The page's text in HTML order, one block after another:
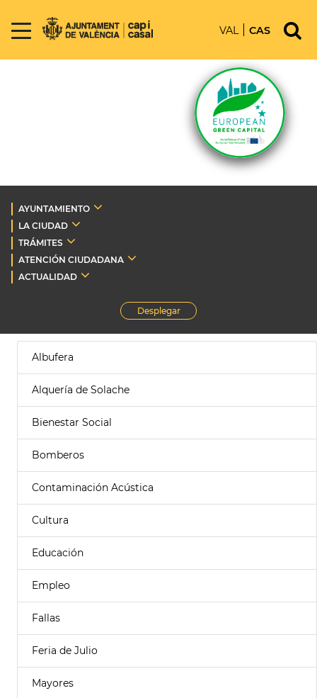
VAL CAS
AYUNTAMIENTO
LA CIUDAD
TRÁMITES
ATENCIÓN CIUDADANA
ACTUALIDAD
Desplegar
Albufera
Alquería de Solache
Bienestar Social
Bomberos
Contaminación Acústica
Cultura
Educación
Empleo
Fallas
Feria de Julio
Mayores